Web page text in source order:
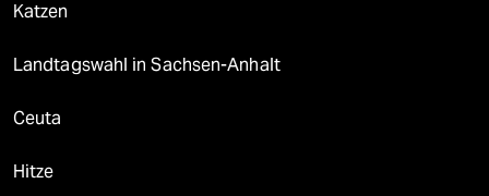
Katzen
Landtagswahl in Sachsen-Anhalt
Ceuta
Hitze